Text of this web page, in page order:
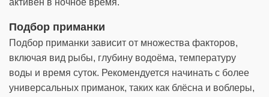
активен в ночное время.
Подбор приманки
Подбор приманки зависит от множества факторов,
включая вид рыбы, глубину водоёма, температуру
воды и время суток. Рекомендуется начинать с более
универсальных приманок, таких как блёсна и воблеры,